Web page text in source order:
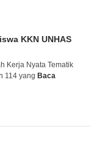
KKN UNHAS
Kerja Nyata Tematik
114 yang Baca